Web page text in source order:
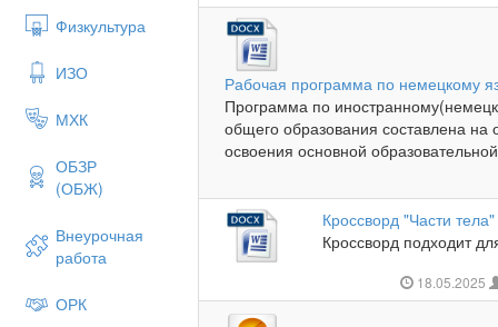
Физкультура
ИЗО
МХК
ОБЗР
(ОБЖ)
Внеурочная
работа
ОРК
Рабочая программа по немецкому
Программа по
общего образования составлена на
освоения основной
Кроссворд "Части тела"
Кроссворд подходит
18.05.2025